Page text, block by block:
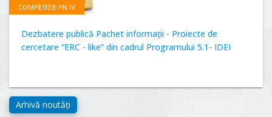
COMPETIȚIE PN IV
Dezbatere publică Pachet informații - Proiecte de
cercetare “ERC - like” din cadrul Programului 5.1- IDEI